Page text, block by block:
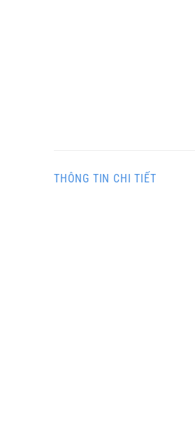
THÔNG TIN CHI TIẾT